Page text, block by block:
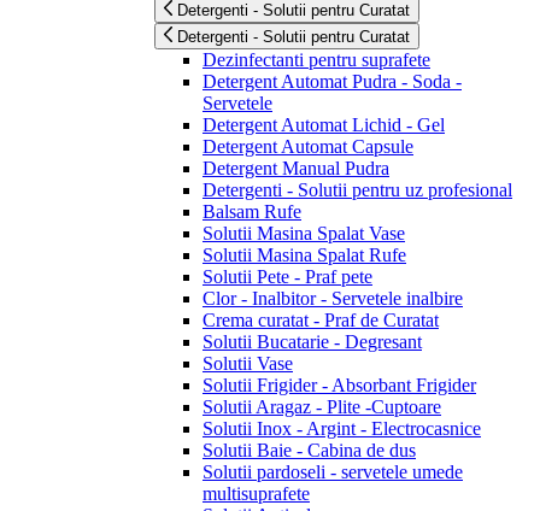
Detergenti - Solutii pentru Curatat
Detergenti - Solutii pentru Curatat
Dezinfectanti pentru suprafete
Detergent Automat Pudra - Soda -
Servetele
Detergent Automat Lichid - Gel
Detergent Automat Capsule
Detergent Manual Pudra
Detergenti - Solutii pentru uz profesional
Balsam Rufe
Solutii Masina Spalat Vase
Solutii Masina Spalat Rufe
Solutii Pete - Praf pete
Clor - Inalbitor - Servetele inalbire
Crema curatat - Praf de Curatat
Solutii Bucatarie - Degresant
Solutii Vase
Solutii Frigider - Absorbant Frigider
Solutii Aragaz - Plite -Cuptoare
Solutii Inox - Argint - Electrocasnice
Solutii Baie - Cabina de dus
Solutii pardoseli - servetele umede
multisuprafete